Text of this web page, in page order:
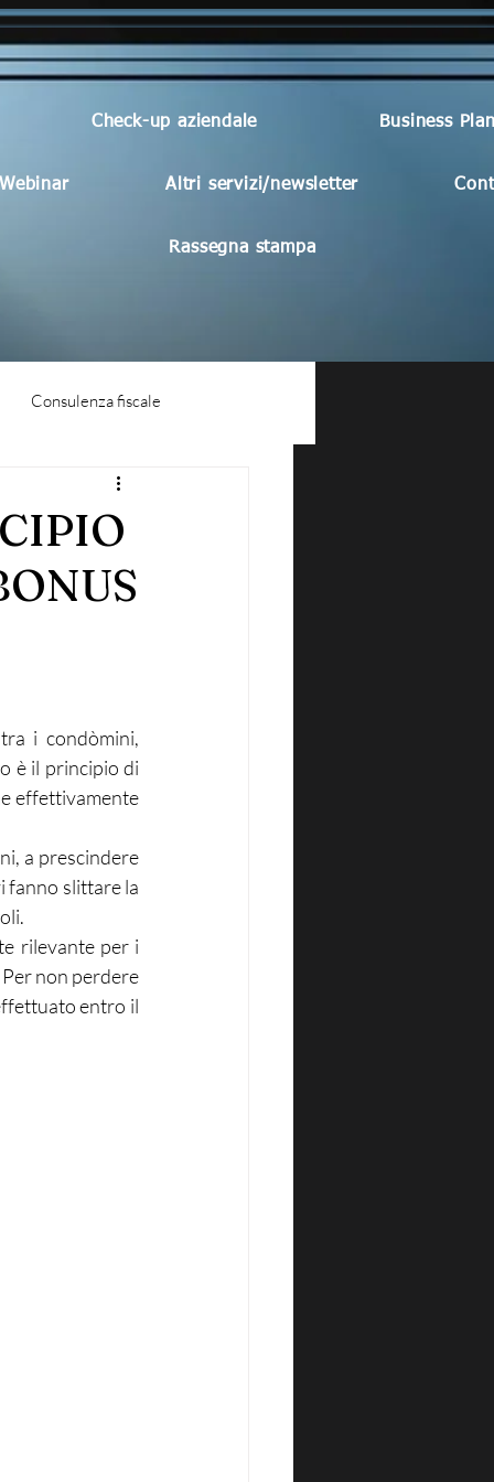
Check-up aziendale Business
Webinar Altri servizi/newsletter
Rassegna stampa
Consulenza fiscale
i condòmini,
è il principio di
effettivamente
a prescindere
fanno slittare la
rilevante per i
non perdere
entro il